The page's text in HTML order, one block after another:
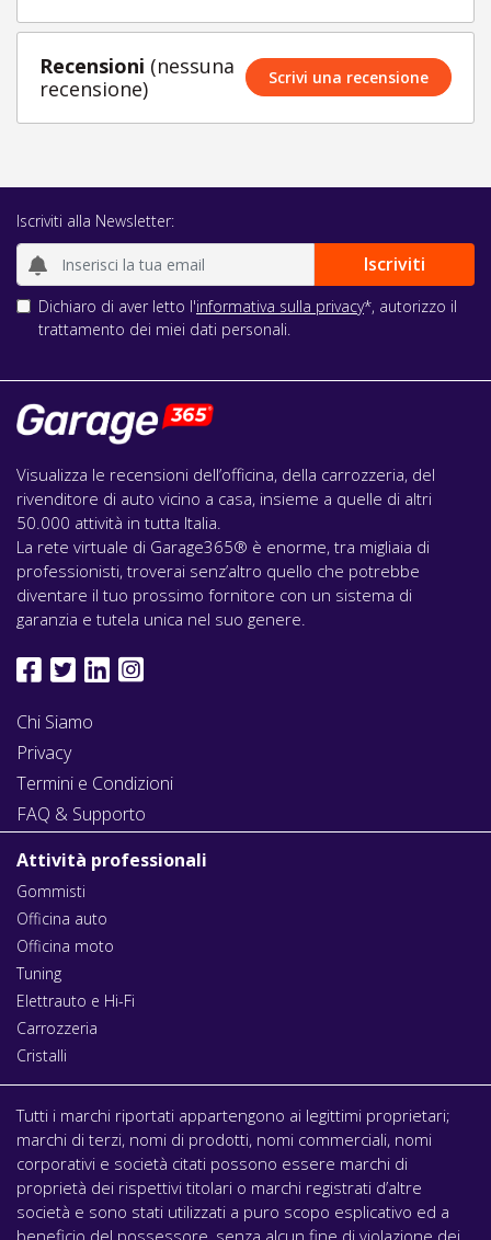
Recensioni (nessuna
recensione)
Scrivi una recensione
Iscriviti alla Newsletter:
Dichiaro di aver letto l'informativa sulla privacy*, autorizzo il
trattamento dei miei dati personali.
Visualizza le recensioni dell’officina, della carrozzeria, del
rivenditore di auto vicino a casa, insieme a quelle di altri
50.000 attività in tutta Italia.
La rete virtuale di Garage365® è enorme, tra migliaia di
professionisti, troverai senz’altro quello che potrebbe
diventare il tuo prossimo fornitore con un sistema di
garanzia e tutela unica nel suo genere.
Chi Siamo
Privacy
Termini e Condizioni
FAQ & Supporto
Attività professionali
Gommisti
Officina auto
Officina moto
Tuning
Elettrauto e Hi-Fi
Carrozzeria
Cristalli
Tutti i marchi riportati appartengono ai legittimi proprietari;
marchi di terzi, nomi di prodotti, nomi commerciali, nomi
corporativi e società citati possono essere marchi di
proprietà dei rispettivi titolari o marchi registrati d’altre
società e sono stati utilizzati a puro scopo esplicativo ed a
beneficio del possessore, senza alcun fine di violazione dei